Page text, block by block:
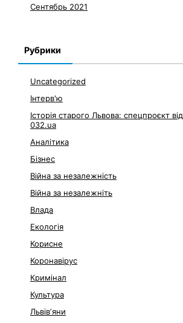
Сентябрь 2021
Рубрики
Uncategorized
Інтерв'ю
Історія старого Львова: спецпроєкт від
032.ua
Аналітика
Бізнес
Війна за незалежність
Війна за незалежніть
Влада
Екологія
Корисне
Коронавірус
Кримінал
Культура
Львівʼяни